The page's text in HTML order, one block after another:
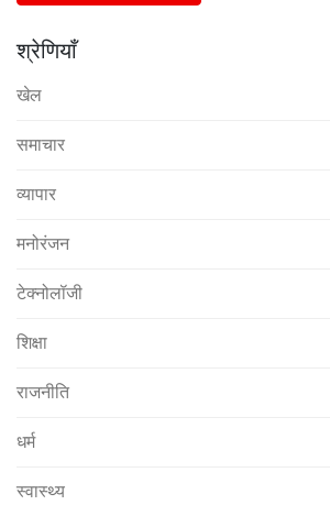
श्रेणियाँ
खेल
समाचार
व्यापार
मनोरंजन
टेक्नोलॉजी
शिक्षा
राजनीति
धर्म
स्वास्थ्य